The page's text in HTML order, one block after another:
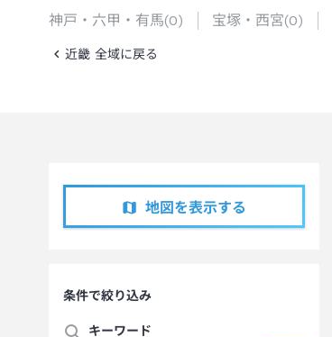
神戸・六甲・有馬(0) 宝塚・西宮(0)
近畿 全域に戻る
地図を表示する
条件で絞り込み
キーワード